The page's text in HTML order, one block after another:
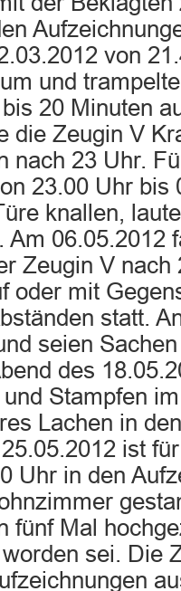
von
und
20 Minuten
die Zeugin V
nach 23 Uhr.
23.00 Uhr bis
knallen,
Am 06.05.2012
Zeugin V nach
oder mit
statt.
seien
des
Stampfen
Lachen in
ist
Uhr in den
fünf Mal
sei. Die